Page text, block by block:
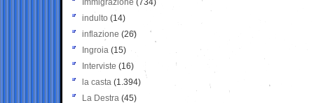
Immigrazione (734)
indulto (14)
inflazione (26)
Ingroia (15)
Interviste (16)
la casta (1.394)
La Destra (45)